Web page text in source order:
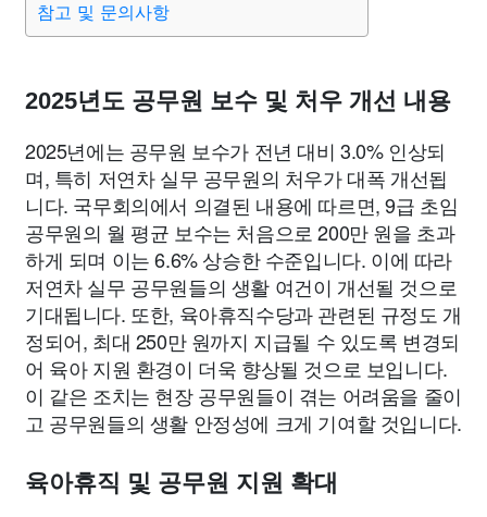
의료 의학 경제
참고 및 문의사항
2025년도 공무원 보수 및 처우 개선 내용
2025년에는 공무원 보수가 전년 대비 3.0% 인상되
며, 특히 저연차 실무 공무원의 처우가 대폭 개선됩
니다. 국무회의에서 의결된 내용에 따르면, 9급 초임
공무원의 월 평균 보수는 처음으로 200만 원을 초과
하게 되며 이는 6.6% 상승한 수준입니다. 이에 따라
저연차 실무 공무원들의 생활 여건이 개선될 것으로
기대됩니다. 또한, 육아휴직수당과 관련된 규정도 개
정되어, 최대 250만 원까지 지급될 수 있도록 변경되
어 육아 지원 환경이 더욱 향상될 것으로 보입니다.
이 같은 조치는 현장 공무원들이 겪는 어려움을 줄이
고 공무원들의 생활 안정성에 크게 기여할 것입니다.
육아휴직 및 공무원 지원 확대